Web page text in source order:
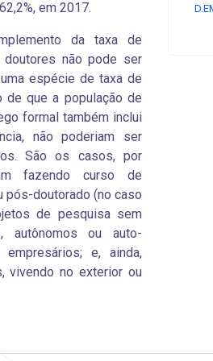
em 2017.
da taxa de
não pode ser
espécie de taxa de
que a população de
formal também inclui
não poderiam ser
São os casos, por
fazendo curso de
pós-doutorado (no caso
de pesquisa sem
autônomos ou auto-
empresários; e, ainda,
vivendo no exterior ou